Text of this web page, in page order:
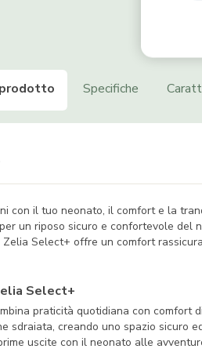
con il tuo neonato, il comfort e la
un riposo sicuro e confortevole del
Zelia Select+ offre un comfort
Select+
praticità quotidiana con comfort
sdraiata, creando uno spazio sicuro
uscite con il neonato alle
Specifiche